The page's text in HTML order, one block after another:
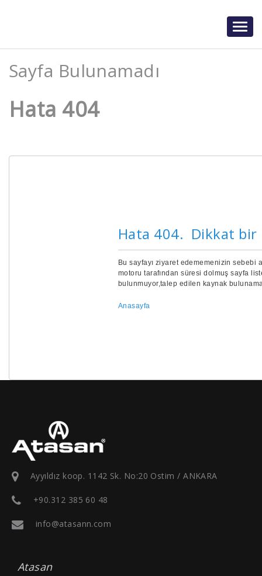
Sayfa Bulunamadı
Hata 404
Hata 404. Dikkat bir
Bu sayfayı ziyaret edememenizin sebebi
motoru tarafından süresi dolmuş sayfa
bulunmuyor,talep edilen kaynak
Anasayfa
Ayyıldız koop. 1142 Sk. No:20 Ostim / ANKARA
+90.312 385 60 48
info@atasann.com
Atasan